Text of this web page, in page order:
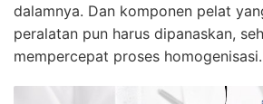
dalamnya. Dan komponen pelat
peralatan pun harus dipanaskan,
mempercepat proses homogenisasi.